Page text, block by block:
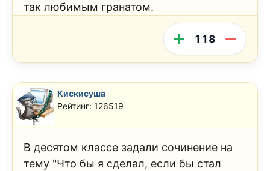
так любимым гранатом.
118
Кискисуша
Рейтинг: 126519
В десятом классе задали сочинение на
тему "Что бы я сделал, если бы стал